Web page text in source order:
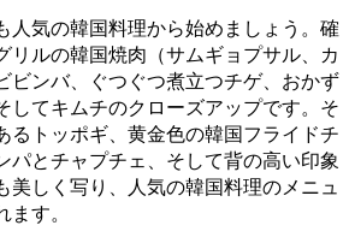
人気の韓国料理から始めましょう。確
リルの韓国焼肉（サムギョプサル、カ
ビンバ、ぐつぐつ煮立つチゲ、おかず
してキムチのクローズアップです。そ
るトッポギ、黄金色の韓国フライドチ
パとチャプチェ、そして背の高い印象
美しく写り、人気の韓国料理のメニュ
す。